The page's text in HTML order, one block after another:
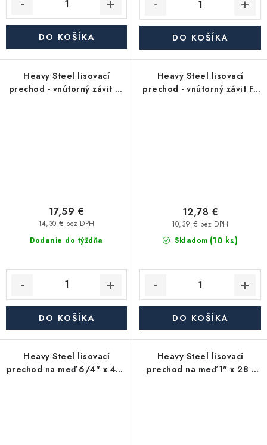
DO KOŠÍKA DO KOŠÍKA
Heavy Steel lisovací
prechod - vnútorný závit FF
Dodanie do týždňa
14,30 € bez DPH
17,59 €
DO KOŠÍKA
Heavy Steel lisovací
prechod - vnútorný závit FF
Skladom (10 ks)
10,39 € bez DPH
12,78 €
DO KOŠÍKA
Heavy Steel lisovací
prechod na meď 6/4" x 42 -
Heavy Steel lisovací
prechod na meď 1" x 28 -